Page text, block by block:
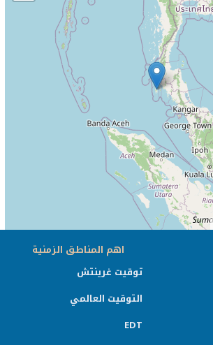
اهم المناطق الزمنية
توقيت غرينتش
التوقيت العالمي
EDT